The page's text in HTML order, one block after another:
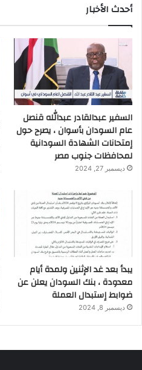
أحدث الأخبار
السفير عبدالقادر عبدالله قنصل
عام السودان بأسوان ، يصرح حول
إمتحانات الشهادة السودانية
لمحافظات جنوب مصر
ديسمبر 27, 2024
يبدأ بعد غد الإثنين ولمدة أيام
معدودة ، بنك السودان يعلن عن
ضوابط إستبدال العملة
ديسمبر 8, 2024